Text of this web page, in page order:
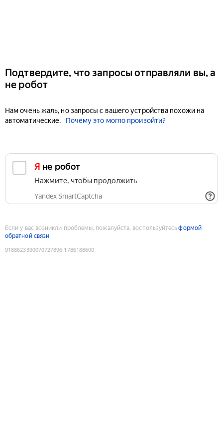
Подтвердите, что запросы отправляли вы, а
не робот
Нам очень жаль, но запросы с вашего устройства похожи на
автоматические.
Почему это могло произойти?
Я не робот
Нажмите, чтобы продолжить
Yandex SmartCaptcha
Если у вас возникли проблемы, пожалуйста, воспользуйтесьформой
обратной связи
9188623390070727896:1786188600